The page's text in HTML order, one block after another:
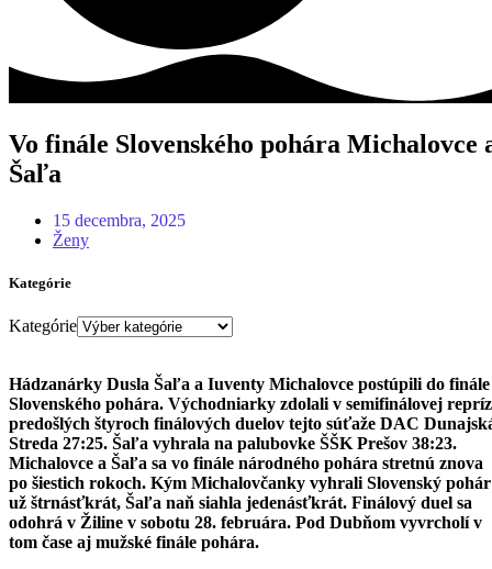
Vo finále Slovenského pohára Michalovce
Šaľa
15 decembra, 2025
Ženy
Kategórie
Kategórie
Hádzanárky Dusla Šaľa a Iuventy Michalovce postúpili do finále
Slovenského pohára. Východniarky zdolali v semifinálovej
predošlých štyroch finálových duelov tejto súťaže DAC
Streda 27:25. Šaľa vyhrala na palubovke ŠŠK Prešov 38:23.
Michalovce a Šaľa sa vo finále národného pohára stretnú znova
po šiestich rokoch. Kým Michalovčanky vyhrali Slovenský pohár
už štrnásťkrát, Šaľa naň siahla jedenásťkrát. Finálový duel sa
odohrá v Žiline v sobotu 28. februára. Pod Dubňom vyvrcholí v
tom čase aj mužské finále pohára.